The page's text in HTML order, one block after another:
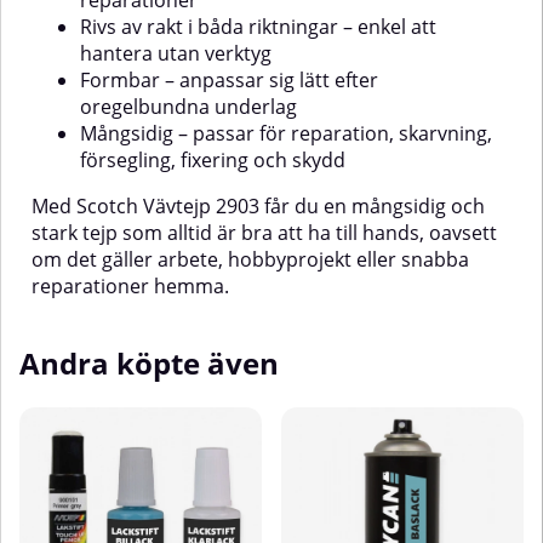
Rivs av rakt i båda riktningar – enkel att
hantera utan verktyg
Formbar – anpassar sig lätt efter
oregelbundna underlag
Mångsidig – passar för reparation, skarvning,
försegling, fixering och skydd
Med Scotch Vävtejp 2903 får du en mångsidig och
stark tejp som alltid är bra att ha till hands, oavsett
om det gäller arbete, hobbyprojekt eller snabba
reparationer hemma.
Andra köpte även